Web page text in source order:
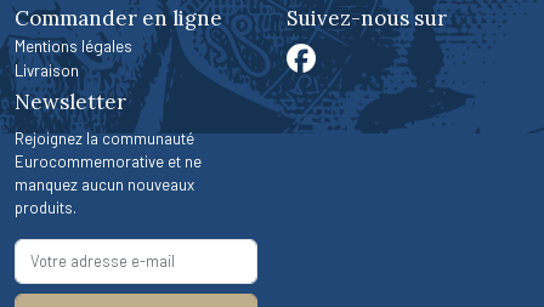
Commander en ligne
Mentions légales
Livraison
Suivez-nous sur
Newsletter
Rejoignez la communauté
Eurocommemorative et ne
manquez aucun nouveaux
produits.